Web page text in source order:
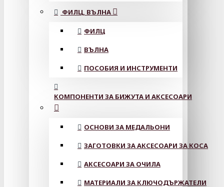
ФИЛЦ, ВЪЛНА
ФИЛЦ
ВЪЛНА
ПОСОБИЯ И ИНСТРУМЕНТИ
КОМПОНЕНТИ ЗА БИЖУТА И АКСЕСОАРИ
ОСНОВИ ЗА МЕДАЛЬОНИ
ЗАГОТОВКИ ЗА АКСЕСОАРИ ЗА КОСА
АКСЕСОАРИ ЗА ОЧИЛА
МАТЕРИАЛИ ЗА КЛЮЧОДЪРЖАТЕЛИ